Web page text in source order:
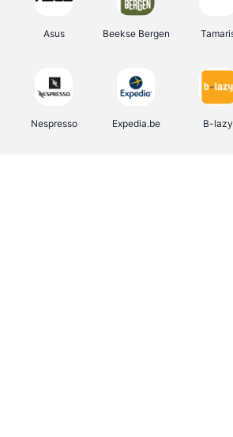
Asus Beekse Bergen
Nespresso Expedia.be B-lazy